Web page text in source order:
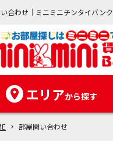
合わせ｜ミニミニチンタイバンク
エリアから探す
部屋問い合わせ